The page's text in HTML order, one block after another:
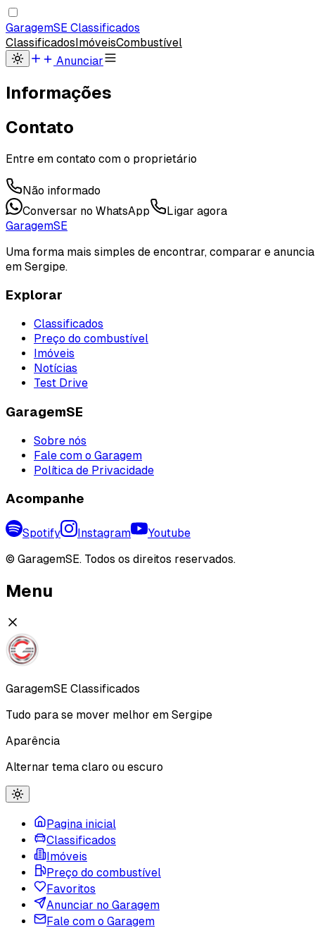
GaragemSE Classificados
ClassificadosImóveisCombustível
Anunciar
Informações
Contato
Entre em contato com o proprietário
Não informado
Conversar no WhatsApp
Ligar agora
GaragemSE
Uma forma mais simples de encontrar, comparar e
em Sergipe.
Explorar
Classificados
Preço do combustível
Imóveis
Notícias
Test Drive
GaragemSE
Sobre nós
Fale com o Garagem
Política de Privacidade
Acompanhe
Spotify Instagram
Youtube
© GaragemSE. Todos os direitos reservados.
Menu
GaragemSE Classificados
Tudo para se mover melhor em Sergipe
Aparência
Alternar tema claro ou escuro
Pagina inicial
Classificados
Imóveis
Preço do combustível
Favoritos
Anunciar no Garagem
Fale com o Garagem